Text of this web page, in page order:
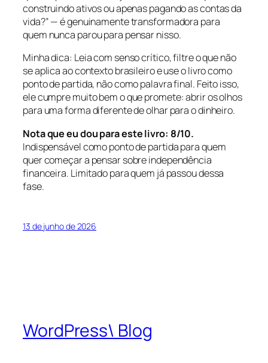
construindo ativos ou apenas pagando as contas da
vida?” — é genuinamente transformadora para
quem nunca parou para pensar nisso.
Minha dica: Leia com senso crítico, filtre o que não
se aplica ao contexto brasileiro e use o livro como
ponto de partida, não como palavra final. Feito isso,
ele cumpre muito bem o que promete: abrir os olhos
para uma forma diferente de olhar para o dinheiro.
Nota que eu dou para este livro: 8/10.
Indispensável como ponto de partida para quem
quer começar a pensar sobre independência
financeira. Limitado para quem já passou dessa
fase.
13 de junho de 2026
WordPress\ Blog